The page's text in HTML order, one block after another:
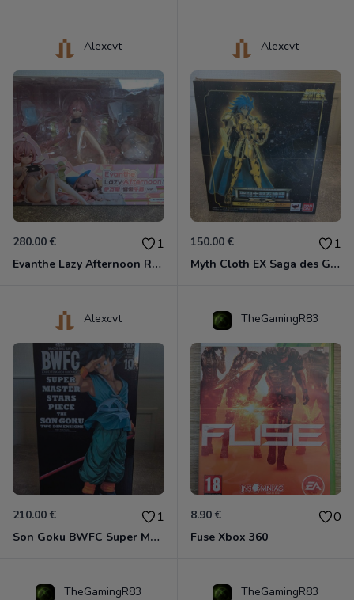
Alexcvt
280.00 € 1
Evanthe Lazy Afternoon Red Pride of Eden
Alexcvt
150.00 € 1
Myth Cloth EX Saga des Gémeaux
Alexcvt
210.00 € 1
Son Goku BWFC Super Master Stars
TheGamingR83
8.90 € 0
Fuse Xbox 360
TheGamingR83 TheGamingR83